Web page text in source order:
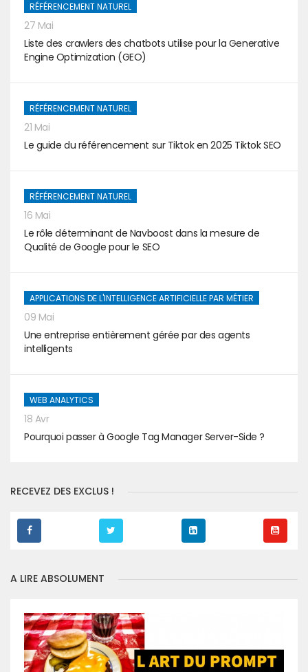
RÉFÉRENCEMENT NATUREL
27 Mai
Liste des crawlers des chatbots utilise pour la Generative
Engine Optimization (GEO)
RÉFÉRENCEMENT NATUREL
21 Mai
Le guide du référencement sur Tiktok en 2025 Tiktok SEO
RÉFÉRENCEMENT NATUREL
16 Mai
Le rôle déterminant de Navboost dans la mesure de
Qualité de Google pour le SEO
APPLICATIONS DE L'INTELLIGENCE ARTIFICIELLE PAR MÉTIER
09 Mai
Une entreprise entièrement gérée par des agents
intelligents
WEB ANALYTICS
18 Avr
Pourquoi passer à Google Tag Manager Server-Side ?
RECEVEZ DES EXCLUS !
A LIRE ABSOLUMENT